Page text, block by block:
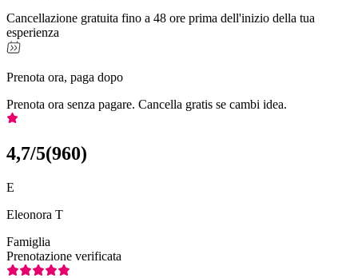
Cancellazione gratuita fino a 48 ore prima dell'inizio della tua
esperienza
Prenota ora, paga dopo
Prenota ora senza pagare. Cancella gratis se cambi idea.
4,7/5(960)
E
Eleonora T
Famiglia
Prenotazione verificata